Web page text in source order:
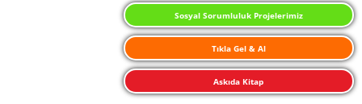
Sosyal Sorumluluk Projelerimiz
Tıkla Gel & Al
Askıda Kitap